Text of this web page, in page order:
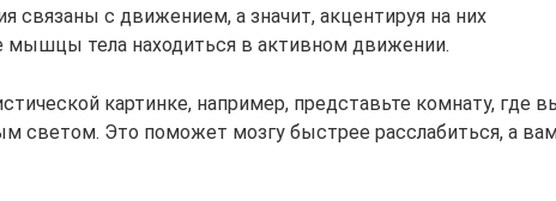
связаны с движением, а значит, акцентируя на них
мышцы тела находиться в активном движении.
картинке, например, представьте комнату, где
светом. Это поможет мозгу быстрее расслабиться, а